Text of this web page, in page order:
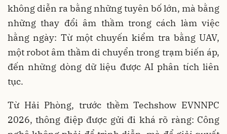
không diễn ra bằng những tuyên bố lớn, mà bằng
những thay đổi âm thầm trong cách làm việc
hằng ngày: Từ một chuyến kiểm tra bằng UAV,
một robot âm thầm di chuyển trong trạm biến áp,
đến những dòng dữ liệu được AI phân tích liên
tục.
Từ Hải Phòng, trước thềm Techshow EVNNPC
2026, thông điệp được gửi đi khá rõ ràng: Công